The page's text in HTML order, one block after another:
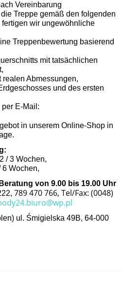
Vereinbarung
Treppe gemäß den folgenden
wir ungewöhnliche
Treppenbewertung basierend
mit tatsächlichen
Abmessungen,
und des ersten
E-Mail:
in unserem Online-Shop in
/ 3 Wochen,
6 Wochen,
von 9.00 bis 19.00 Uhr
789 470 766, Tel/Fax: (0048)
ul. Śmigielska 49B, 64-000